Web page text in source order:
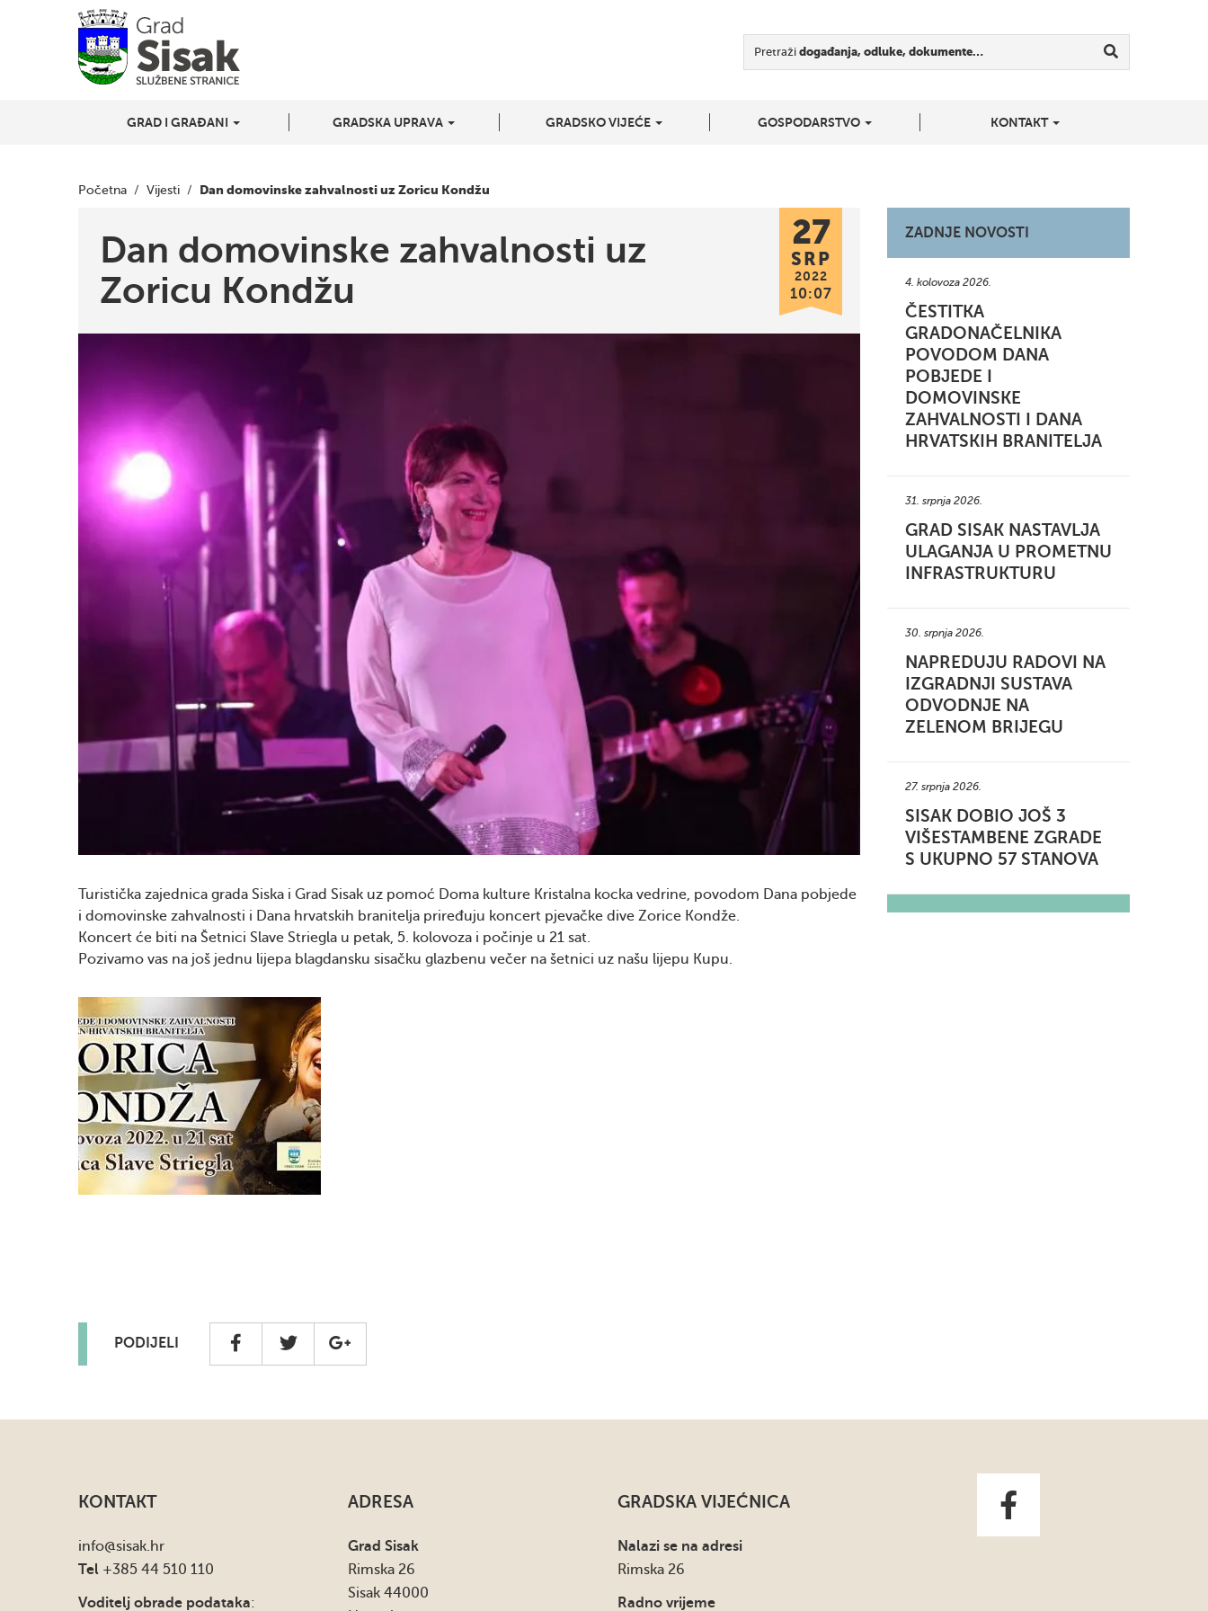
Pretraži događanja, odluke, dokumente…
GRAD I GRAĐANI GRADSKA UPRAVA GRADSKO VIJEĆE GOSPODARSTVO KONTAKT
Početna / Vijesti / Dan domovinske zahvalnosti uz Zoricu Kondžu
Dan domovinske zahvalnosti uz
Zoricu Kondžu
27
SRP
2022
10:07
Turistička zajednica grada Siska i Grad Sisak uz pomoć Doma kulture Kristalna kocka vedrine, povodom Dana pobjede
i domovinske zahvalnosti i Dana hrvatskih branitelja priređuju koncert pjevačke dive Zorice Kondže.
Koncert će biti na Šetnici Slave Striegla u petak, 5. kolovoza i počinje u 21 sat.
Pozivamo vas na još jednu lijepa blagdansku sisačku glazbenu večer na šetnici uz našu lijepu Kupu.
PODIJELI
ZADNJE NOVOSTI
4. kolovoza 2026.
ČESTITKA
GRADONAČELNIKA
POVODOM DANA
POBJEDE I
DOMOVINSKE
ZAHVALNOSTI I DANA
HRVATSKIH BRANITELJA
31. srpnja 2026.
GRAD SISAK NASTAVLJA
ULAGANJA U PROMETNU
INFRASTRUKTURU
30. srpnja 2026.
NAPREDUJU RADOVI NA
IZGRADNJI SUSTAVA
ODVODNJE NA
ZELENOM BRIJEGU
27. srpnja 2026.
SISAK DOBIO JOŠ 3
VIŠESTAMBENE ZGRADE
S UKUPNO 57 STANOVA
KONTAKT
info@sisak.hr
Tel +385 44 510 110
Voditelj obrade podataka:
ADRESA
Grad Sisak
Rimska 26
Sisak 44000
GRADSKA VIJEĆNICA
Nalazi se na adresi
Rimska 26
Radno vrijeme